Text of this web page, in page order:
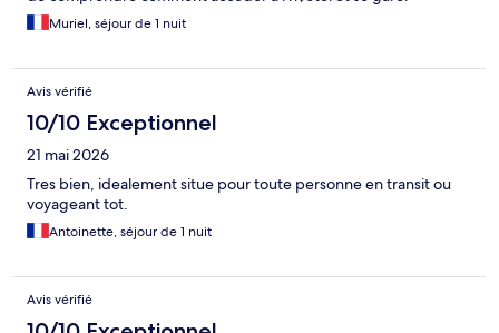
Muriel, séjour de 1 nuit
Avis vérifié
10/10 Exceptionnel
21 mai 2026
Tres bien, idealement situe pour toute personne en transit ou
voyageant tot.
Antoinette, séjour de 1 nuit
Avis vérifié